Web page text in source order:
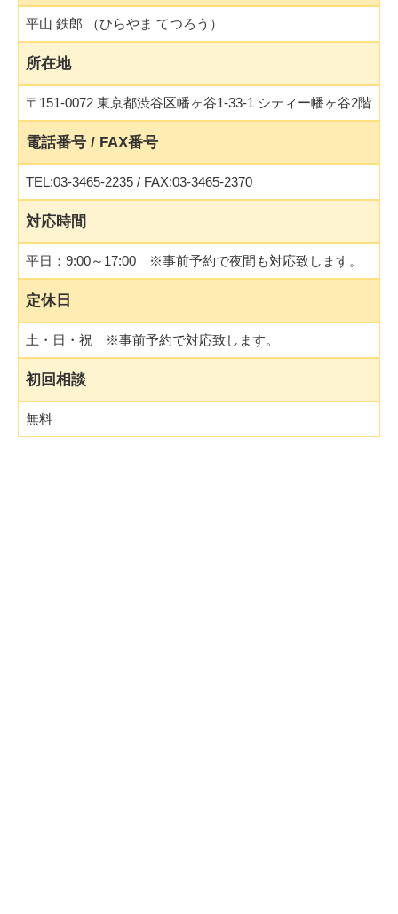
平山 鉄郎 （ひらやま てつろう）
所在地
〒151-0072 東京都渋谷区幡ヶ谷1-33-1 シティー幡ヶ谷2階
電話番号 / FAX番号
TEL:03-3465-2235 / FAX:03-3465-2370
対応時間
平日：9:00～17:00 ※事前予約で夜間も対応致します。
定休日
土・日・祝 ※事前予約で対応致します。
初回相談
無料